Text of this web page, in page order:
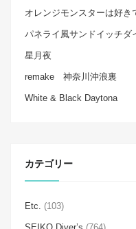
オレンジモンスターは好き
パネライ風サンドイッチダ
星月夜
remake 神奈川沖浪裏
White & Black Daytona
カテゴリー
Etc. (103)